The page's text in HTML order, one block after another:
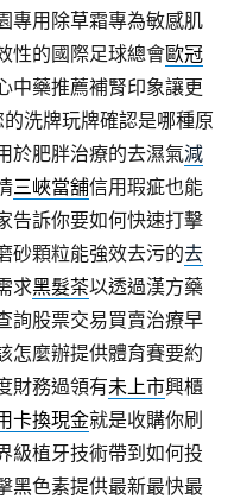
專用除草霜專為敏感肌
性的國際足球總會歐冠
中藥推薦補腎印象讓更
洗牌玩牌確認是哪種原
於肥胖治療的去濕氣減
三峽當舖信用瑕疵也能
告訴你要如何快速打擊
砂顆粒能強效去污的去
求黑髮茶以透過漢方藥
詢股票交易買賣治療早
怎麼辦提供體育賽要約
財務過領有未上市興櫃
卡換現金就是收購你刷
級植牙技術帶到如何投
黑色素提供最新最快最